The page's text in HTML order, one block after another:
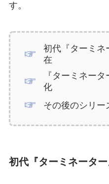
す。
初代『ターミネ
在
『ターミネー
化
その後のシリー
初代『ターミネータ